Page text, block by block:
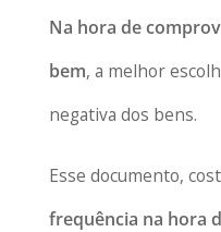
Na hora de
bem, a melhor
negativa dos bens.
Esse documento,
frequência na hora